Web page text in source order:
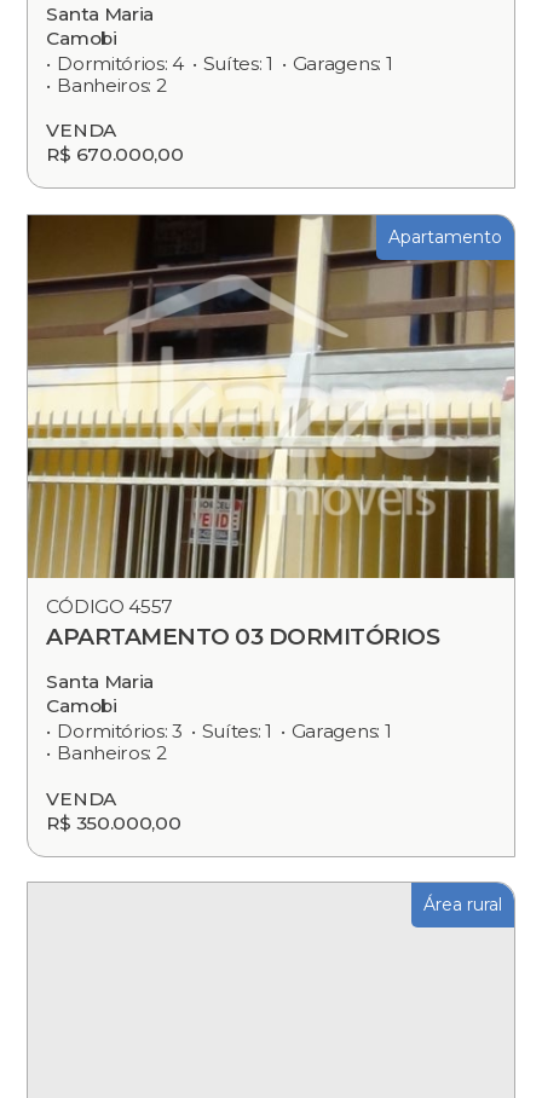
Santa Maria
Camobi
Dormitórios: 4
Suítes: 1
Garagens: 1
Banheiros: 2
VENDA
R$ 670.000,00
Apartamento
CÓDIGO 4557
APARTAMENTO 03 DORMITÓRIOS
Santa Maria
Camobi
Dormitórios: 3
Suítes: 1
Garagens: 1
Banheiros: 2
VENDA
R$ 350.000,00
Área rural